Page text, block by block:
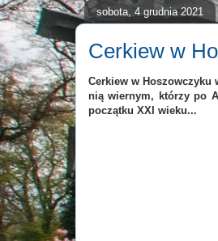
sobota, 4 grudnia 2021
Cerkiew w
Cerkiew w Hoszowczyku
nią wiernym, którzy po
początku XXI wieku...